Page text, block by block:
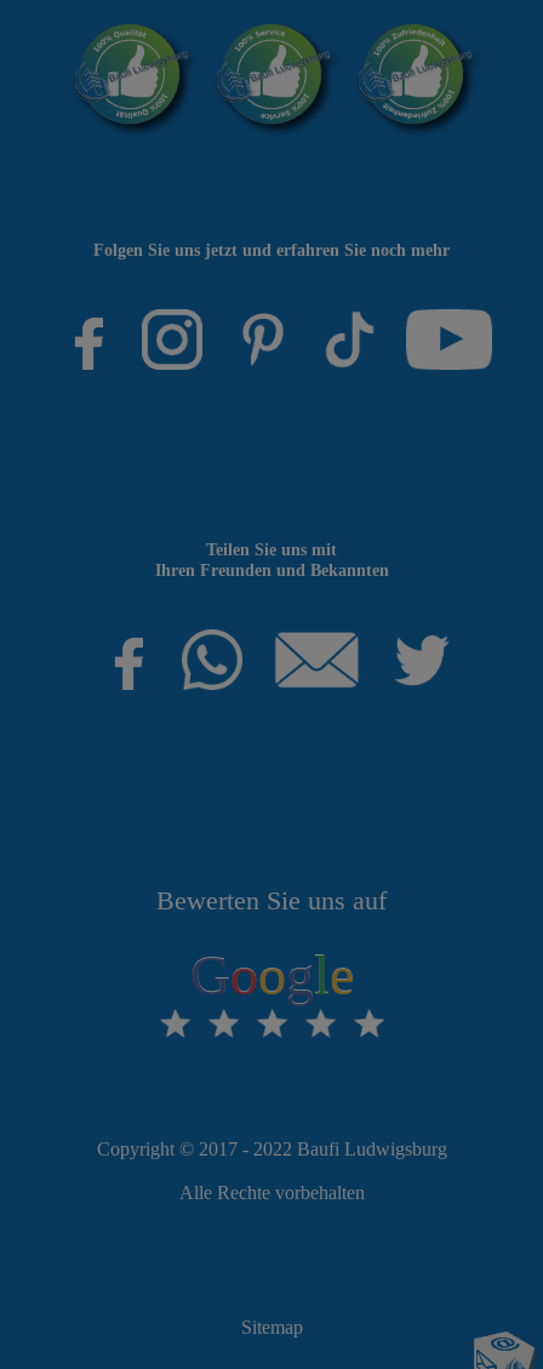
Bewerten Sie uns auf
Google
Teilen Sie uns mit
Ihren Freunden und Bekannten
Folgen Sie uns jetzt und erfahren Sie noch mehr
Copyright © 2017 - 2022 Baufi Ludwigsburg
Alle Rechte vorbehalten
Sitemap